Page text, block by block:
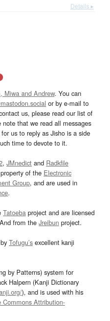
Details ▸
Miwa and Andrew. You can
or by e-mail to
us, please read our list of
note that we read all messages
us to reply as Jisho is a side
time to devote to it.
, JMnedict and Radkfile
of the Electronic
Group, and are used in
.
Tatoeba project and are licensed
from the Jreibun project.
Tofugu’s excellent kanji
by Patterns) system for
Halpern (Kanji Dictionary
), and is used with his
Commons Attribution-